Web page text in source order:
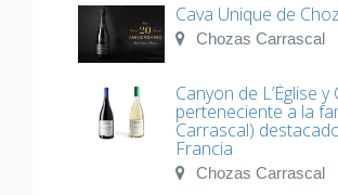
Cava Unique de
Chozas Carrascal
Canyon de L’Église
perteneciente a la
Carrascal)
Francia
Chozas Carrascal